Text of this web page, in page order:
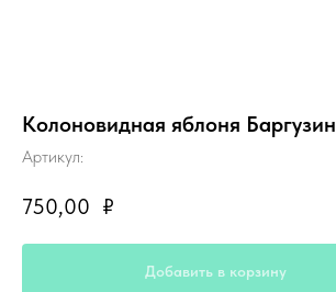
Колоновидная яблоня Баргузин
Артикул:
750,00 ₽
Добавить в корзину